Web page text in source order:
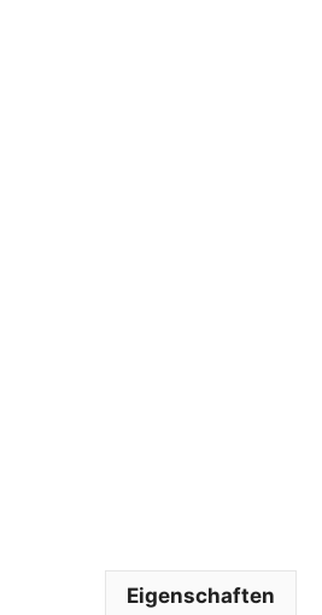
Eigenschaften